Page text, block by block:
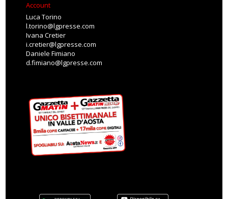
Account
Luca Torino
l.torino@lgpresse.com
Ivana Cretier
i.cretier@lgpresse.com
Daniele Fimiano
d.fimiano@lgpresse.com